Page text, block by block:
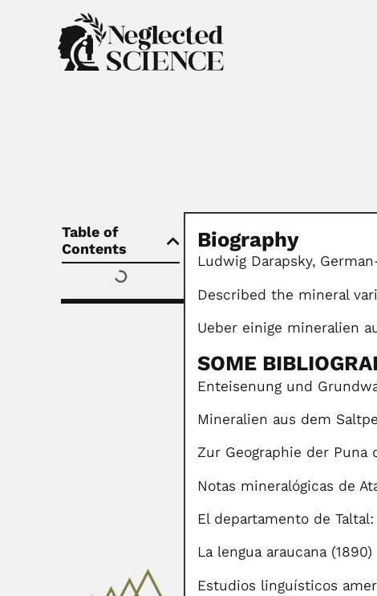
Table of
Contents
Biography
Ludwig Darapsky,
Described the mineral
Ueber einige mineralien
SOME
Enteisenung und
Mineralien aus dem
Zur Geographie der Puna
Notas mineralógicas de
El departamento de
La lengua araucana (1890)
Estudios linguísticos